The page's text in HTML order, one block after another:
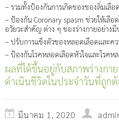
– รวมทั้งป้องกันการเกิดของของลิ่มเลือ
– ป้องกัน Coronary spasm ช่วยให้เลือ
อวัยวะสำคัญ ต่าง ๆ ของร่างกายอย่าง
– ปรับการแข็งตัวของหลอดเลือดและค
– ป้องกันโรคหลอดเลือดหัวใจและโรค
ผลที่ได้ขึ้นอยู่กับสภาพร่างกา
ดำเนินชีวิตในประจำวันที่ถูกต้
มีนาคม 1, 2020